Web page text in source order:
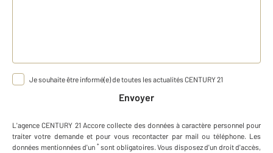
Je souhaite être informé(e) de toutes les actualités CENTURY 21
Envoyer
L'agence CENTURY 21 Accore collecte des données à caractère personnel pour
traiter votre demande et pour vous recontacter par mail ou téléphone. Les
données mentionnées d'un * sont obligatoires. Vous disposez d'un droit d'accès,